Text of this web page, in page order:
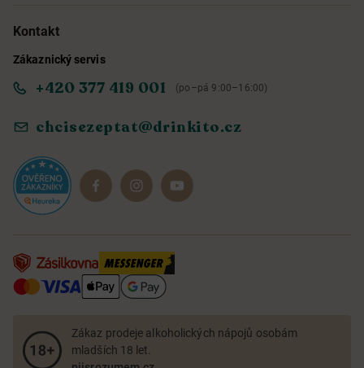
Obchodní podmínky
Reklamace a vrácení
O nás
Informace o přístupnosti služby
Dárkové sady
Kontakt
Zákaznický servis
+420 377 419 001 (po–pá 9:00–16:00)
chcisezeptat@drinkito.cz
Zákaz prodeje alkoholických nápojů osobám
mladších 18 let.